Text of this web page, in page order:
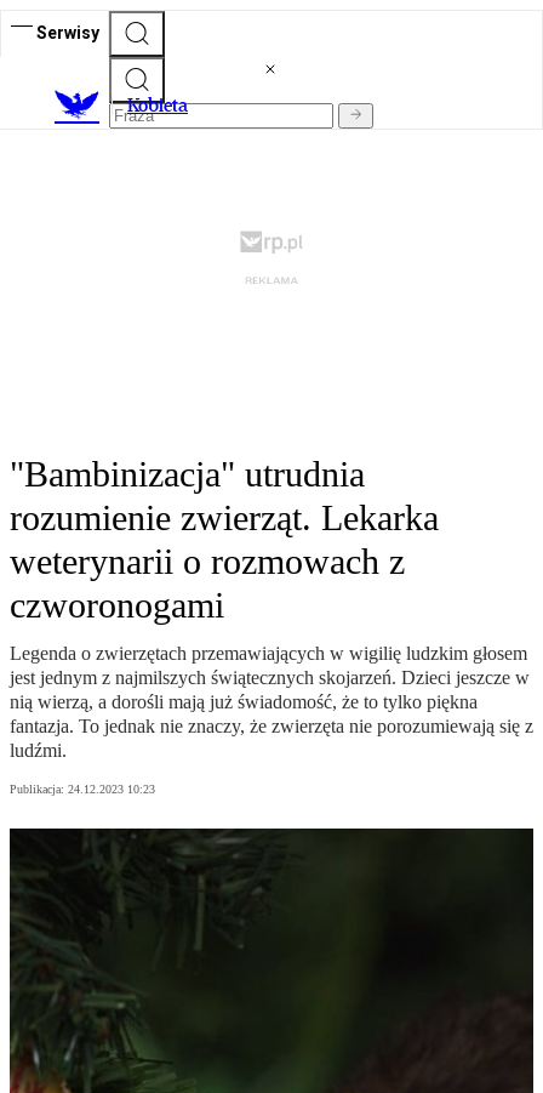
Serwisy
Kobieta
"Bambinizacja" utrudnia
rozumienie zwierząt. Lekarka
weterynarii o rozmowach z
czworonogami
Legenda o zwierzętach przemawiających w wigilię ludzkim głosem
jest jednym z najmilszych świątecznych skojarzeń. Dzieci jeszcze w
nią wierzą, a dorośli mają już świadomość, że to tylko piękna
fantazja. To jednak nie znaczy, że zwierzęta nie porozumiewają się z
ludźmi.
Publikacja: 24.12.2023 10:23